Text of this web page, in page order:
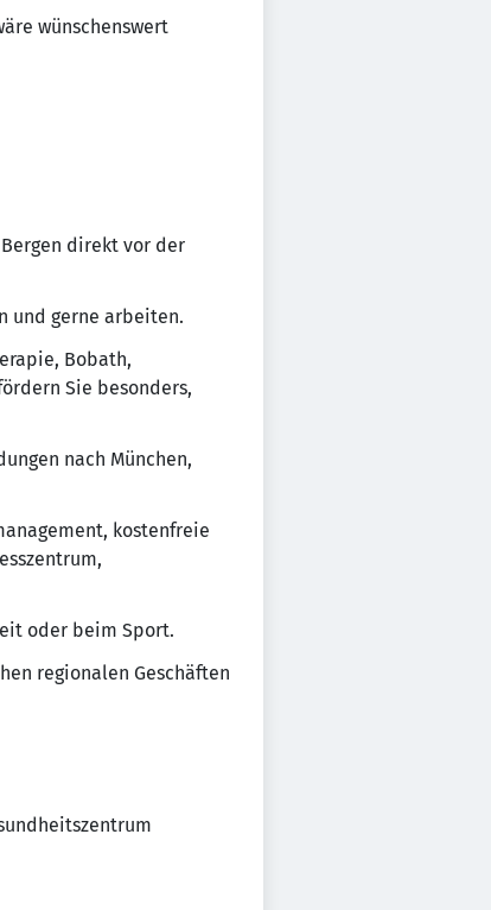
wünschenswert
direkt vor der
und gerne arbeiten.
Bobath,
Sie besonders,
nach München,
kostenfreie
oder beim Sport.
regionalen Geschäften